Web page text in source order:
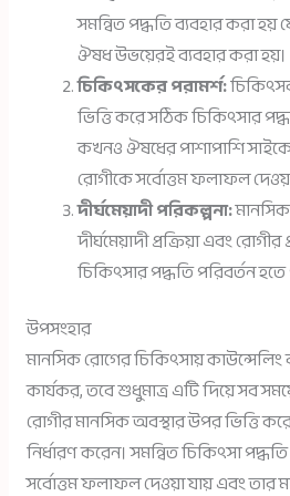
সমন্বিত পদ্ধতি ব্যবহার করা হয়
ঔষধ উভয়েরই ব্যবহার করা হয়।
চিকিৎসকের পরামর্শ:
ভিত্তি করে সঠিক চিকিৎসার
কখনও ঔষধের পাশাপাশি
রোগীকে সর্বোত্তম ফলাফল
দীর্ঘমেয়াদী পরিকল্পনা:
দীর্ঘমেয়াদী প্রক্রিয়া এবং
চিকিৎসার পদ্ধতি পরিবর্তন হতে
উপসংহার
মানসিক রোগের চিকিৎসায় কাউন্সেলিং
কার্যকর, তবে শুধুমাত্র এটি দিয়ে সব
রোগীর মানসিক অবস্থার উপর ভিত্তি
নির্ধারণ করেন। সমন্বিত চিকিৎসা
সর্বোত্তম ফলাফল দেওয়া যায় এবং তার